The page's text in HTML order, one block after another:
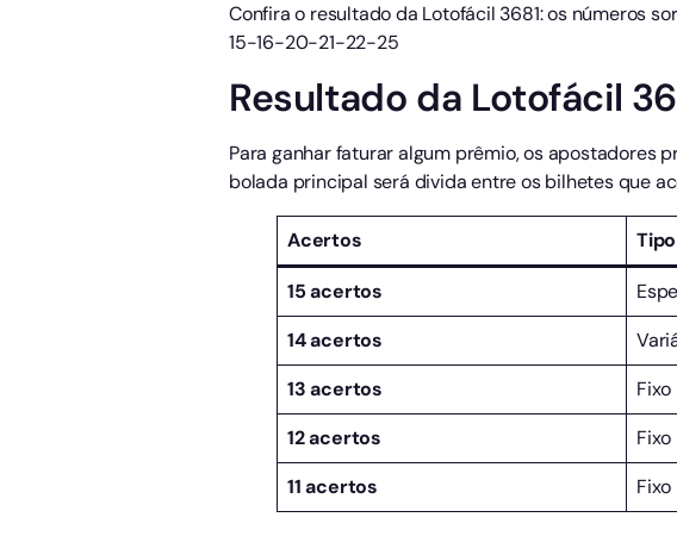
Confira o resultado da Lotofácil 3681: os números
15-16-20-21-22-25
Resultado da Lotofácil
Para ganhar faturar algum prêmio, os apostadores
bolada principal será divida entre os bilhetes que
Acertos
15 acertos
14 acertos
13 acertos
Fixo
12 acertos
Fixo
11 acertos
Fixo